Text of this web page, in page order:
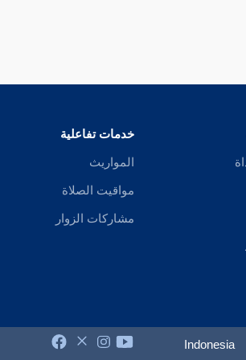
خدمات تفاعلية
المواريث
مواقيت الصلاة
مشاركات الزوار
Indonesia